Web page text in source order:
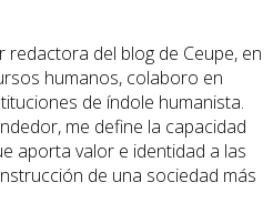
del blog de Ceupe, en
humanos, colaboro en
de índole humanista.
me define la capacidad
aporta valor e identidad a las
de una sociedad más